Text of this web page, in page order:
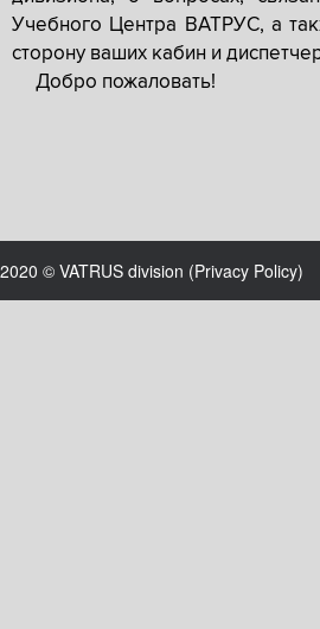
Учебного Центра ВАТРУС, а
сторону ваших кабин и
Добро пожаловать!
2020 © VATRUS division (Privacy Policy)